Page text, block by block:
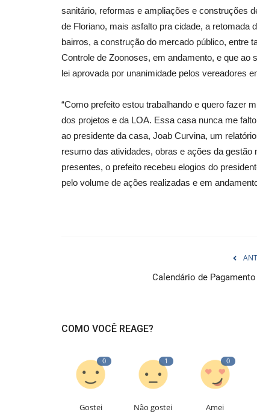
sanitário, reformas e ampliações e construções
de Floriano, mais asfalto pra cidade, a
bairros, a construção do mercado público, entre
Controle de Zoonoses, em andamento, e que
lei aprovada por unanimidade pelos vereadores
“Como prefeito estou trabalhando e quero fazer
dos projetos e da LOA. Essa casa nunca me
ao presidente da casa, Joab Curvina, um
resumo das atividades, obras e ações da gestão
presentes, o prefeito recebeu elogios do
pelo volume de ações realizadas e em
Calendário de
COMO VOCÊ REAGE?
0
Gostei
1
Não gostei
0
Amei